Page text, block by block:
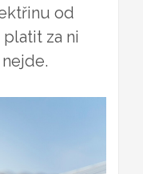
od
za ni